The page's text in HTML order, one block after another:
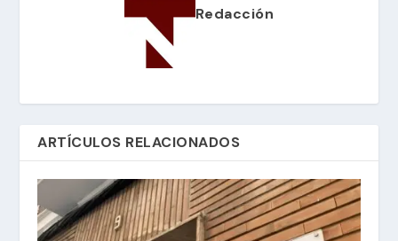
Redacción
ARTÍCULOS RELACIONADOS